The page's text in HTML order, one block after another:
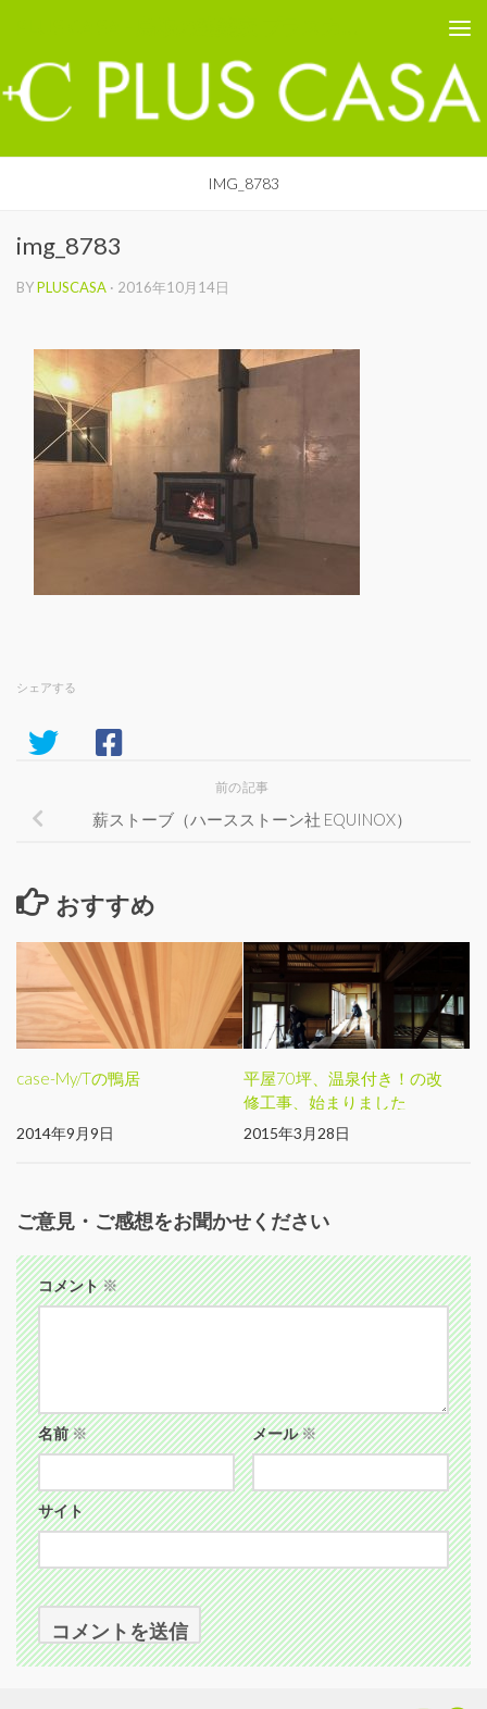
IMG_8783
img_8783
BYPLUSCASA · 2016年10月14日
シェアする
前の記事
薪ストーブ（ハースストーン社 EQUINOX）
おすすめ
case-My/Tの鴨居
2014年9月9日
平屋70坪、温泉付き！の改
修工事、始まりました
2015年3月28日
ご意見・ご感想をお聞かせください
コメント※
名前※ メール※
サイト